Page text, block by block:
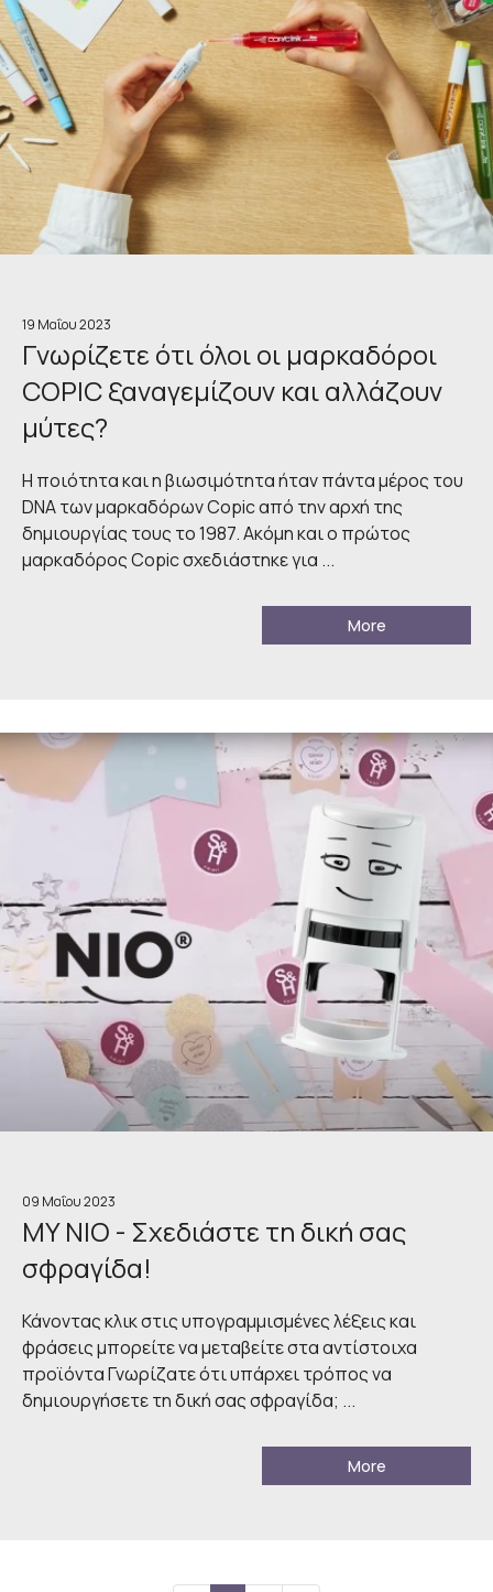
19 Μαΐου 2023
Γνωρίζετε ότι όλοι οι μαρκαδόροι
COPIC ξαναγεμίζουν και αλλάζουν
μύτες?
Η ποιότητα και η βιωσιμότητα ήταν πάντα μέρος του
DNA των μαρκαδόρων Copic από την αρχή της
δημιουργίας τους το 1987. Ακόμη και ο πρώτος
μαρκαδόρος Copic σχεδιάστηκε για ...
More
09 Μαΐου 2023
MY NIO - Σχεδιάστε τη δική σας
σφραγίδα!
Κάνοντας κλικ στις υπογραμμισμένες λέξεις και
φράσεις μπορείτε να μεταβείτε στα αντίστοιχα
προϊόντα Γνωρίζατε ότι υπάρχει τρόπος να
δημιουργήσετε τη δική σας σφραγίδα; ...
More